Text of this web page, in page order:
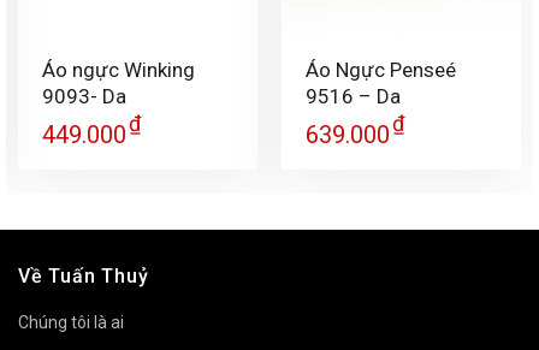
Áo ngực Winking
9093- Da
449.000₫
Áo Ngực Penseé
9516 – Da
639.000₫
Về Tuấn Thuỷ
Chúng tôi là ai